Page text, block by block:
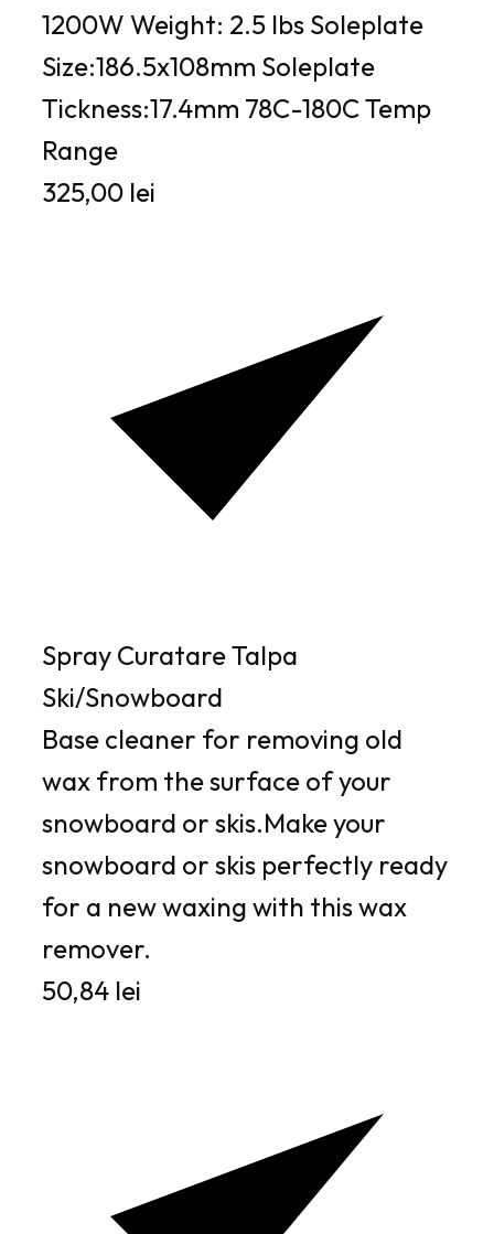
1200W Weight: 2.5 lbs Soleplate
Size:186.5x108mm Soleplate
Tickness:17.4mm 78C-180C Temp
Range
325,00 lei
Spray Curatare Talpa
Ski/Snowboard
Base cleaner for removing old
wax from the surface of your
snowboard or skis.Make your
snowboard or skis perfectly ready
for a new waxing with this wax
remover.
50,84 lei